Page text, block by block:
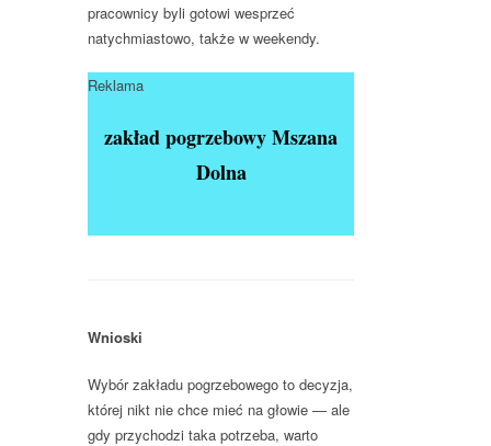
pracownicy byli gotowi wesprzeć
natychmiastowo, także w weekendy.
Reklama
zakład pogrzebowy Mszana
Dolna
Wnioski
Wybór zakładu pogrzebowego to decyzja,
której nikt nie chce mieć na głowie — ale
gdy przychodzi taka potrzeba, warto